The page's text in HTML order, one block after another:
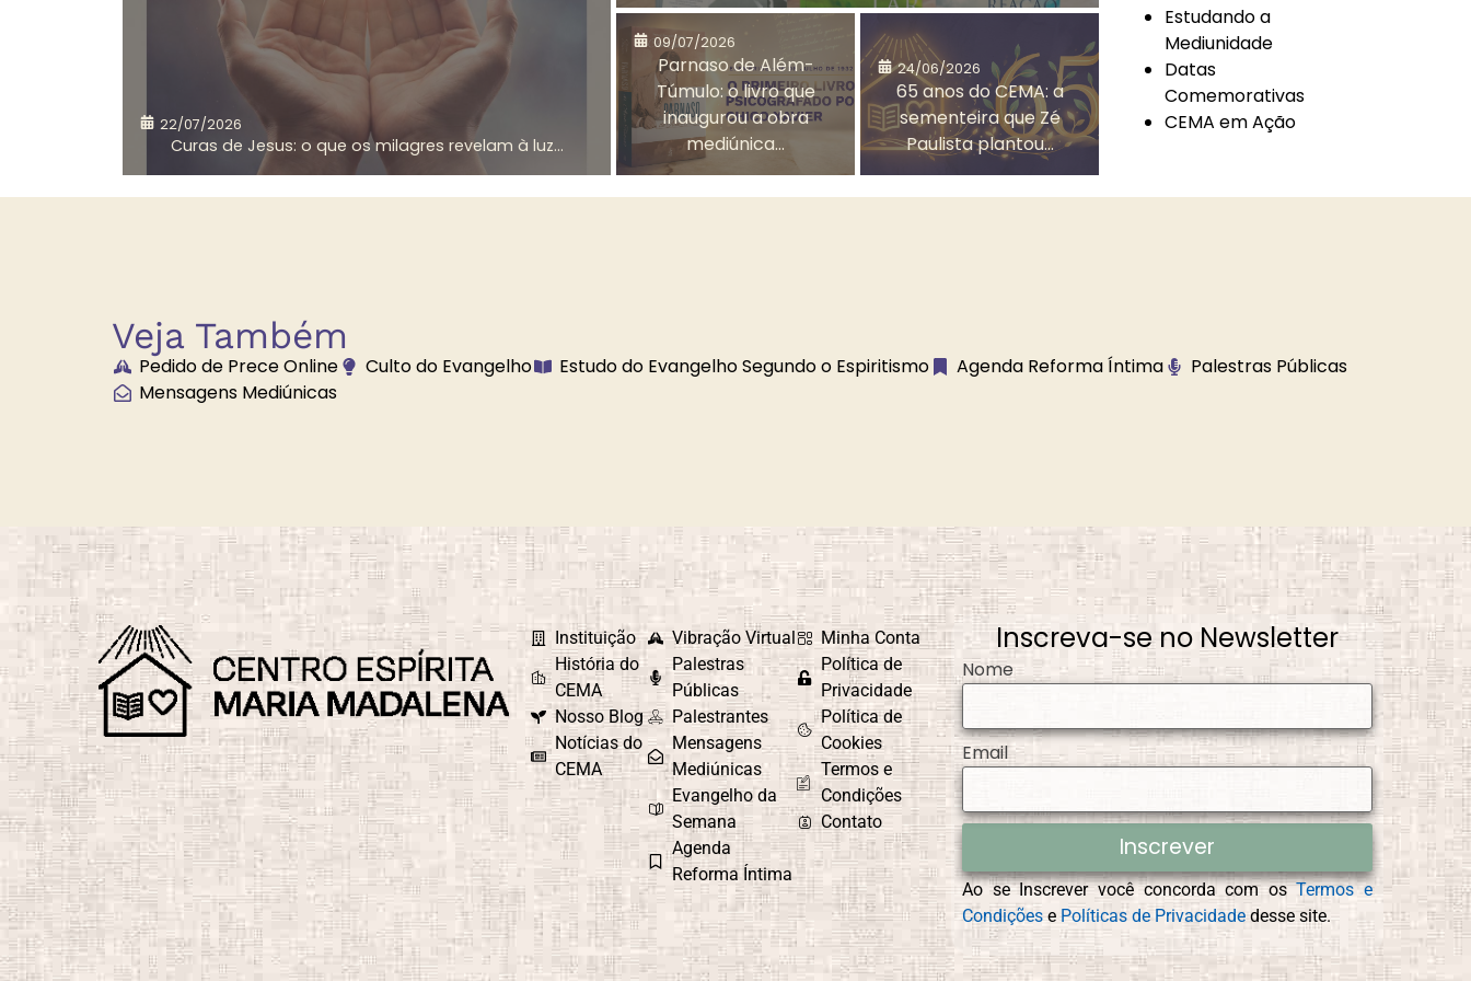
Celebrações e
Comemorações
CEMAD Combate ao Egoísmo
Culto do Evangelho no
Lar
Aprendizado
Desvios Espirituais Dia das Mães Dia dos Pais Dia dos Pais
Divulgação da Doutrina
Espírita
Dor e Sofrimento Doutrina Espírita
Emmanuel Empatia Escolhas Conscientes Espiritismo
Espiritismo e Fé Espírito Essência Divina Estudo Bíblico
22/07/2026
Curas de Jesus: o que os milagres revelam à luz...
09/07/2026
Parnaso de Além-
Túmulo: o livro que
inaugurou a obra
mediúnica...
24/06/2026
65 anos do CEMA: a
sementeira que Zé
Paulista plantou...
Estudando a
Mediunidade
Datas
Comemorativas
CEMA em Ação
Veja Também
Pedido de Prece Online Culto do Evangelho Estudo do Evangelho Segundo o Espiritismo Agenda Reforma Íntima
Palestras Públicas
Mensagens Mediúnicas
Instituição
História do
CEMA
Nosso Blog
Notícias do
CEMA
Vibração Virtual
Palestras
Públicas
Palestrantes
Mensagens
Mediúnicas
Evangelho da
Semana
Agenda
Reforma Íntima
Minha Conta
Política de
Privacidade
Política de
Cookies
Termos e
Condições
Contato
Inscreva-se no Newsletter
Nome
Email
Inscrever
Ao se Inscrever você concorda com osTermos e
Condiçõese Políticas de Privacidade desse site.